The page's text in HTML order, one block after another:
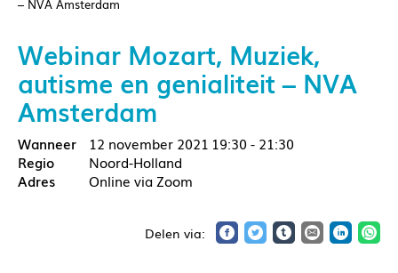
– NVA Amsterdam
Webinar Mozart, Muziek,
autisme en genialiteit – NVA
Amsterdam
12 november 2021 19:30 - 21:30
Noord-Holland
Online via Zoom